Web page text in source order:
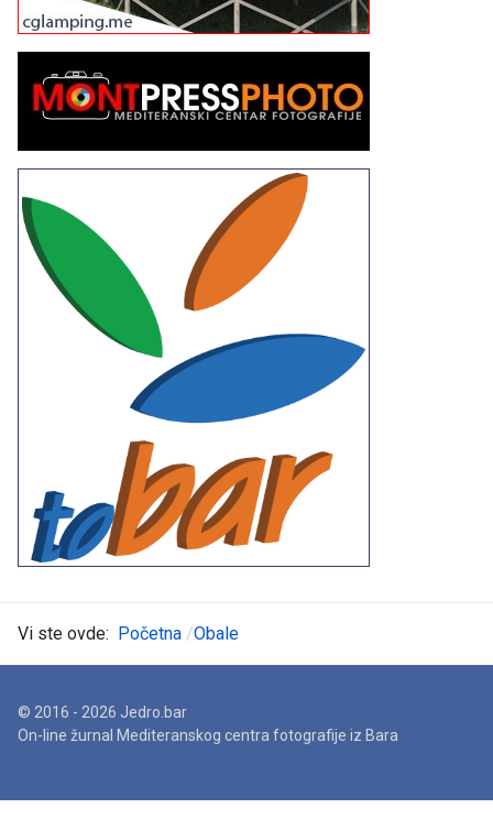
Vi ste ovde: Početna Obale
© 2016 - 2026 Jedro.bar
On-line žurnal Mediteranskog centra fotografije iz Bara